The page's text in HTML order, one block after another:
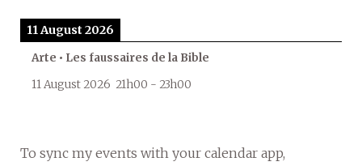
11 August 2026
Arte • Les faussaires de la Bible
11 August 2026 21h00 - 23h00
To sync my events with your calendar app,